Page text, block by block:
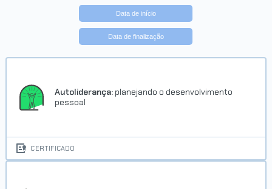
Data de início
Data de finalização
Autoliderança: planejando o desenvolvimento
pessoal
CERTIFICADO